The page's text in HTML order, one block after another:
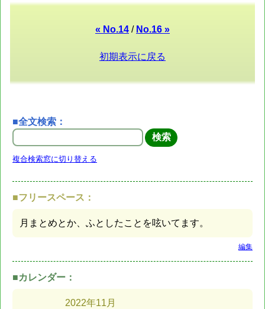
« No.14 / No.16 »
初期表示に戻る
■全文検索：
複合検索窓に切り替える
■フリースペース：
月まとめとか、ふとしたことを呟いてます。
編集
■カレンダー：
2022年11月